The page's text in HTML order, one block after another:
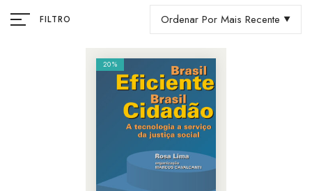
FILTRO Ordenar Por Mais Recente
20%